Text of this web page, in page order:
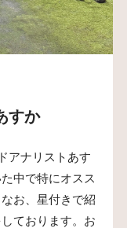
すか
アナリストあす
中で特にオスス
お、星付きで紹
ております。お